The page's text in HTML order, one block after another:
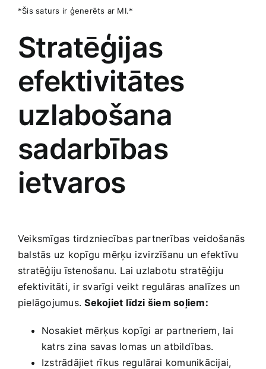
*Šis saturs ir ģenerēts ar MI.*
Stratēģijas
efektivitātes
uzlabošana‌
sadarbības
ietvaros
Veiksmīgas tirdzniecības partnerības veidošanās
balstās ‌uz kopīgu mērķu izvirzīšanu un efektīvu
stratēģiju īstenošanu. Lai uzlabotu stratēģiju
efektivitāti, ir svarīgi veikt regulāras analīzes un
pielāgojumus.Sekojiet līdzi šiem soļiem:
Nosakiet mērķus kopīgi ar partneriem, lai
katrs zina savas lomas un⁣ atbildības.
Izstrādājiet rīkus regulārai ‌komunikācijai,